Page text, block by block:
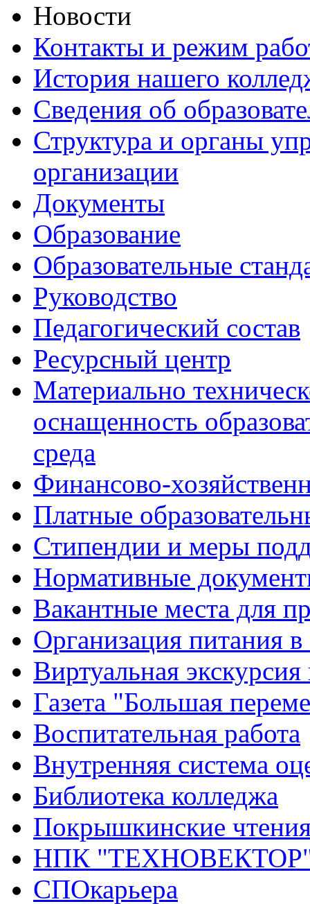
Новости
Контакты и режим
История нашего
Сведения об
Структура и органы
организации
Документы
Образование
Образовательные
Руководство
Педагогический состав
Ресурсный центр
Материально
оснащенность
среда
Финансово-
Платные
Стипендии и меры
Нормативные
Вакантные места для
Организация питания в
Виртуальная
Газета "Большая
Воспитательная работа
Внутренняя система
Библиотека колледжа
Покрышкинские
НПК
СПОкарьера